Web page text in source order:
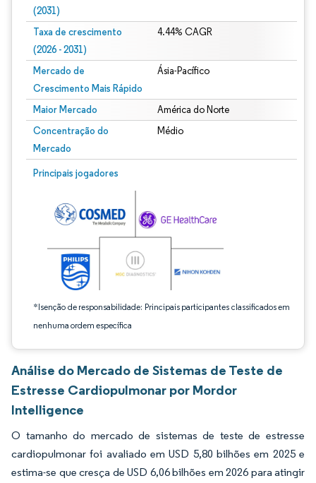
(2031)
Taxa de crescimento
(2026 - 2031)
4.44% CAGR
Mercado de
Crescimento Mais Rápido
Ásia-Pacífico
Maior Mercado América do Norte
Concentração do
Mercado
Médio
Principais jogadores
*Isenção de responsabilidade: Principais participantes classificados em
nenhuma ordem específica
Imagem © Mordor Intelligence. O reuso requer atribuição conforme CC BY 4.0.
Análise do Mercado de Sistemas de Teste de
Estresse Cardiopulmonar por Mordor
Intelligence
O tamanho do mercado de sistemas de teste de estresse
cardiopulmonar foi avaliado em USD 5,80 bilhões em 2025 e
estima-se que cresça de USD 6,06 bilhões em 2026 para atingir